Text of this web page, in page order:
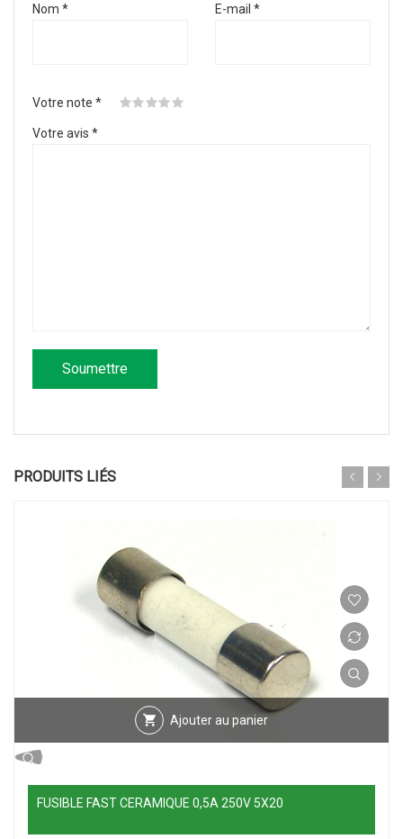
Nom * E-mail *
Votre note *
Votre avis *
PRODUITS LIÉS
Ajouter au panier
FUSIBLE FAST CERAMIQUE 0,5A 250V 5X20